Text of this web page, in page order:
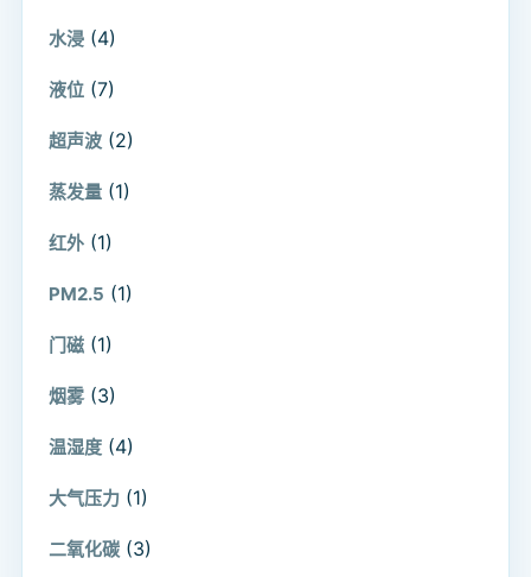
水浸 (4)
液位 (7)
超声波 (2)
蒸发量 (1)
红外 (1)
PM2.5 (1)
门磁 (1)
烟雾 (3)
温湿度 (4)
大气压力 (1)
二氧化碳 (3)